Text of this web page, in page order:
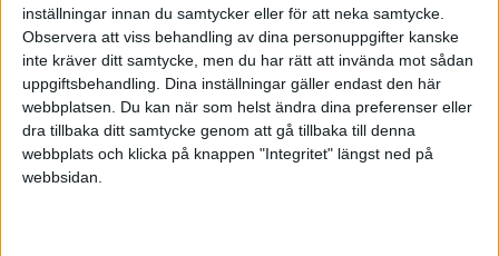
inställningar innan du samtycker eller för att neka samtycke.
Observera att viss behandling av dina personuppgifter kanske
inte kräver ditt samtycke, men du har rätt att invända mot sådan
uppgiftsbehandling. Dina inställningar gäller endast den här
webbplatsen. Du kan när som helst ändra dina preferenser eller
dra tillbaka ditt samtycke genom att gå tillbaka till denna
webbplats och klicka på knappen "Integritet" längst ned på
webbsidan.
Prenumerera på vårt nyhetsbrev
Bli en av de 13 000 som läser vårt nyhetsbrev varje
vecka. Inspiration och kunskap, varje torsdag.